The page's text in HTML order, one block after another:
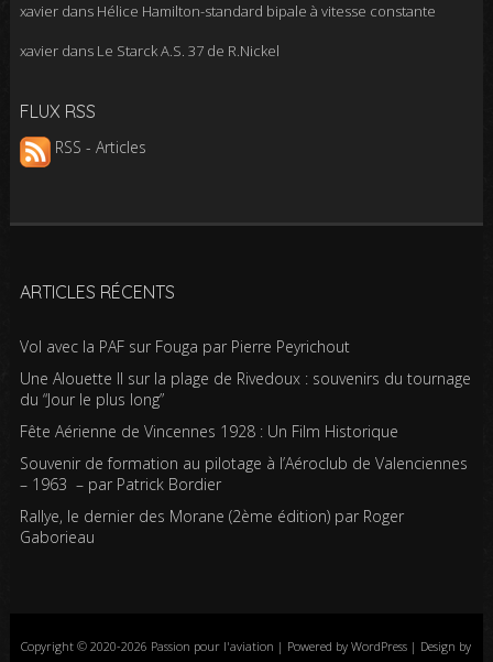
xavierdans Hélice Hamilton-standard bipale à vitesse constante
xavierdans Le Starck A.S. 37 de R.Nickel
FLUX RSS
RSS - Articles
ARTICLES RÉCENTS
Vol avec la PAF sur Fouga par Pierre Peyrichout
Une Alouette II sur la plage de Rivedoux : souvenirs du tournage
du “Jour le plus long”
Fête Aérienne de Vincennes 1928 : Un Film Historique
Souvenir de formation au pilotage à l’Aéroclub de Valenciennes
– 1963 – par Patrick Bordier
Rallye, le dernier des Morane (2ème édition) par Roger
Gaborieau
Copyright © 2020-2026 Passion pour l'aviation | Powered by WordPress | Design by